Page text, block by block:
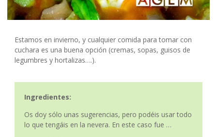
Estamos en invierno, y cualquier comida para tomar con
cuchara es una buena opción (cremas, sopas, guisos de
legumbres y hortalizas….).
Ingredientes:
Os doy sólo unas sugerencias, pero podéis usar todo
lo que tengáis en la nevera. En este caso fue …